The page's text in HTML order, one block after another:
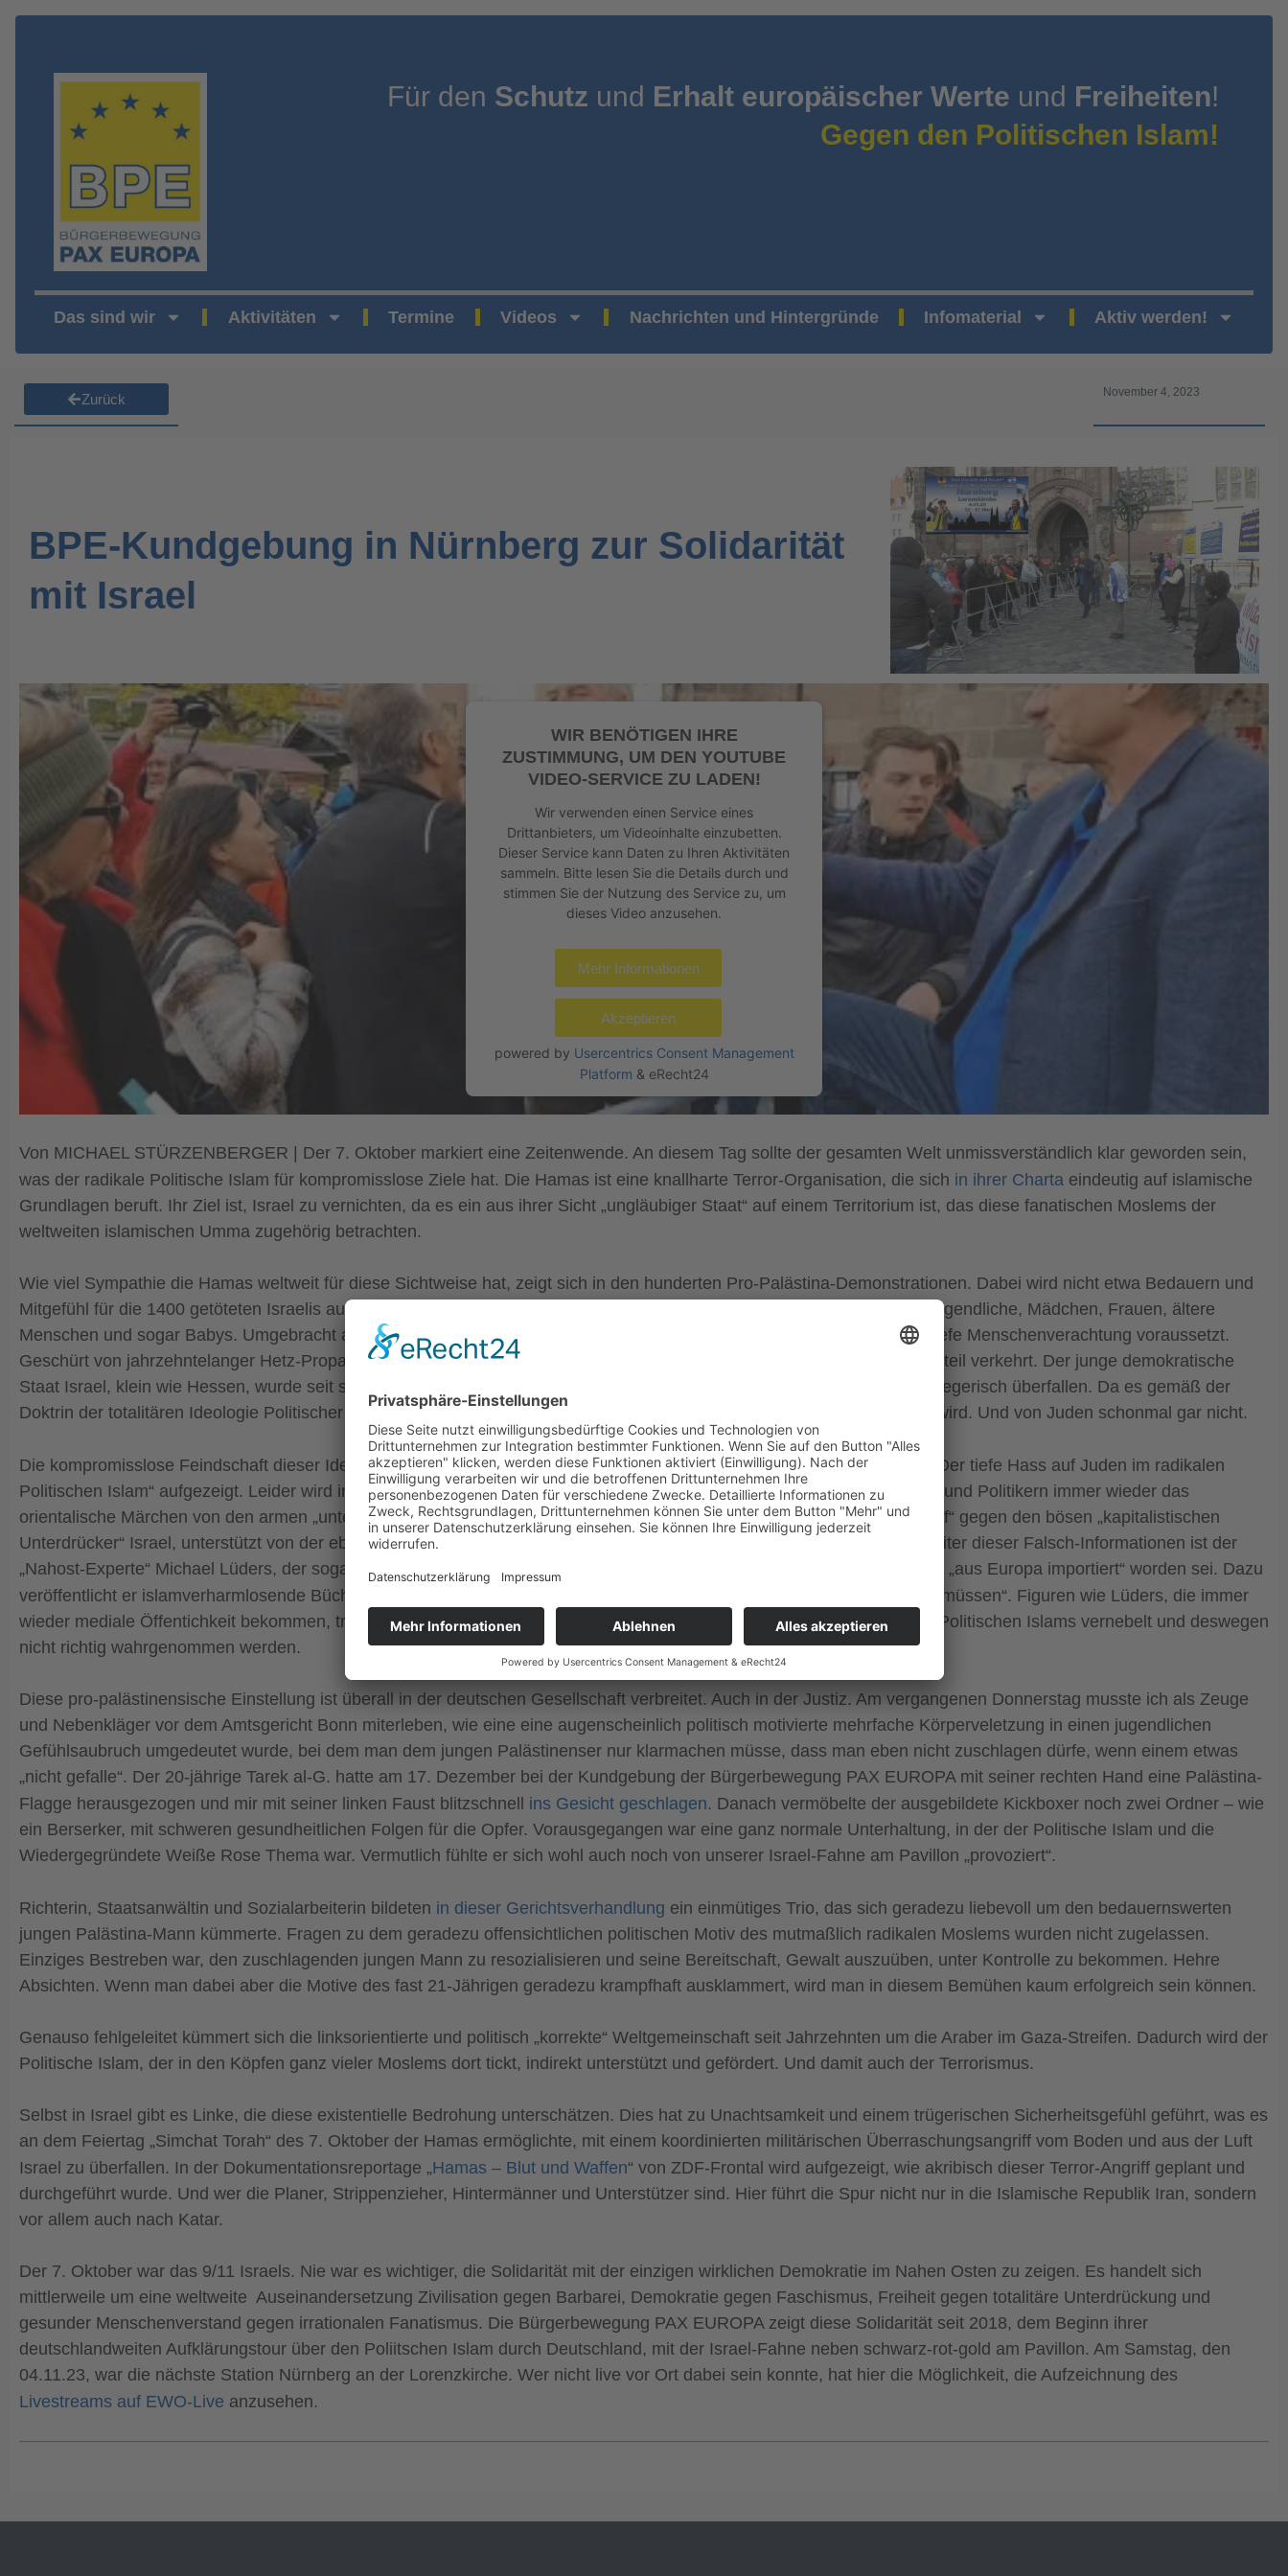
Für den Schutz und Erhalt europäischer Werte und Freiheiten!
Gegen den Politischen Islam!
Das sind wir Aktivitäten Termine Videos Nachrichten und Hintergründe Infomaterial Aktiv werden!
Zurück November 4, 2023
BPE-Kundgebung in Nürnberg zur Solidarität
mit Israel
WIR BENÖTIGEN IHRE
ZUSTIMMUNG, UM DEN YOUTUBE
VIDEO-SERVICE ZU LADEN!
Wir verwenden einen Service eines
Drittanbieters, um Videoinhalte einzubetten.
Dieser Service kann Daten zu Ihren Aktivitäten
sammeln. Bitte lesen Sie die Details durch und
stimmen Sie der Nutzung des Service zu, um
dieses Video anzusehen.
Mehr Informationen
Akzeptieren
powered by Usercentrics Consent Management
Platform & eRecht24
Von MICHAEL STÜRZENBERGER | Der 7. Oktober markiert eine Zeitenwende. An diesem Tag sollte der gesamten Welt unmissverständlich klar geworden sein,
was der radikale Politische Islam für kompromisslose Ziele hat. Die Hamas ist eine knallharte Terror-Organisation, die sich in ihrer Charta eindeutig auf islamische
Grundlagen beruft. Ihr Ziel ist, Israel zu vernichten, da es ein aus ihrer Sicht „ungläubiger Staat“ auf einem Territorium ist, das diese fanatischen Moslems der
weltweiten islamischen Umma zugehörig betrachten.
Wie viel Sympathie die Hamas weltweit für diese Sichtweise hat, zeigt sich in den hunderten Pro-Palästina-Demonstrationen. Dabei wird nicht etwa Bedauern und
Mitgefühl für die 1400 getöteten Israelis ausgedrückt, von denen etwa 1100 völlig unschuldige Zivilisten waren, Kinder, Jugendliche, Mädchen, Frauen, ältere
Menschen und sogar Babys. Umgebracht auf teils bestialische Weise, was einen infernalischen Hass und eine abgrundtiefe Menschenverachtung voraussetzt.
Geschürt von jahrzehntelanger Hetz-Propaganda, kombiniert mit einem Opfer-Mythos, der die Realität ins genaue Gegenteil verkehrt. Der junge demokratische
Staat Israel, klein wie Hessen, wurde seit seiner Gründung von den riesigen arabischen Staaten ringsherum mehrfach kriegerisch überfallen. Da es gemäß der
Doktrin der totalitären Ideologie Politischer Islam dort kein Land geben darf, das von sogenannten „Ungläubigen“ regiert wird. Und von Juden schonmal gar nicht.
Die kompromisslose Feindschaft dieser Ideologie mit dem Judentum habe ich am vergangenen Mittwochin dem Artikel
„Der tiefe Hass auf Juden im radikalen
Politischen Islam“ aufgezeigt. Leider wird in der westlichen Welt, natürlich insbesondere auch bei uns, von linken Medien und Politikern immer wieder das
orientalische Märchen von den armen „unterdrückten“ Palästinensern und ihrem scheinbar berechtigten „Befreiungskampf“ gegen den bösen „kapitalistischen
Unterdrücker“ Israel, unterstützt von der ebenso „kapitalistischen Supermacht“ USA, verbreitet. Einer der übelsten Verbreiter dieser Falsch-Informationen ist der
„Nahost-Experte“ Michael Lüders, der sogar behauptet, dass der Antisemitismus der islamischen Welt im 20. Jahrhundert „aus Europa importiert“ worden sei. Dazu
veröffentlicht er islamverharmlosende Bücher wie „Allahs langer Schatten – warum wir
haben müssen“. Figuren wie Lüders, die immer
wieder mediale Öffentichkeit bekommen, tragen in verantwortungsloser Weise dazu bei, dass die riesigen Gefahren des Politischen Islams vernebelt und deswegen
nicht richtig wahrgenommen werden.
Diese pro-palästinensische Einstellung ist überall in der deutschen Gesellschaft verbreitet. Auch in der Justiz. Am vergangenen Donnerstag musste ich als Zeuge
und Nebenkläger vor dem Amtsgericht Bonn miterleben, wie eine eine augenscheinlich politisch motivierte mehrfache Körperveletzung in einen jugendlichen
Gefühlsaubruch umgedeutet wurde, bei dem man dem jungen Palästinenser nur klarmachen müsse, dass man eben nicht zuschlagen dürfe, wenn einem etwas
„nicht gefalle“. Der 20-jährige Tarek al-G. hatte am 17. Dezember bei der Kundgebung der Bürgerbewegung PAX EUROPA mit seiner rechten Hand eine Palästina-
Flagge herausgezogen und mir mit seiner linken Faust blitzschnell ins Gesicht geschlagen. Danach vermöbelte der ausgebildete Kickboxer noch zwei Ordner – wie
ein Berserker, mit schweren gesundheitlichen Folgen für die Opfer. Vorausgegangen war eine ganz normale Unterhaltung, in der der Politische Islam und die
Wiedergegründete Weiße Rose Thema war. Vermutlich fühlte er sich wohl auch noch von unserer Israel-Fahne am Pavillon „provoziert“.
Richterin, Staatsanwältin und Sozialarbeiterin bildeten in dieser Gerichtsverhandlung ein einmütiges Trio, das sich geradezu liebevoll um den bedauernswerten
jungen Palästina-Mann kümmerte. Fragen zu dem geradezu offensichtlichen politischen Motiv des mutmaßlich radikalen Moslems wurden nicht zugelassen.
Einziges Bestreben war, den zuschlagenden jungen Mann zu resozialisieren und seine Bereitschaft, Gewalt auszuüben, unter Kontrolle zu bekommen. Hehre
Absichten. Wenn man dabei aber die Motive des fast 21-Jährigen geradezu krampfhaft ausklammert, wird man in diesem Bemühen kaum erfolgreich sein können.
Genauso fehlgeleitet kümmert sich die linksorientierte und politisch „korrekte“ Weltgemeinschaft seit Jahrzehnten um die Araber im Gaza-Streifen. Dadurch wird der
Politische Islam, der in den Köpfen ganz vieler Moslems dort tickt, indirekt unterstützt und gefördert. Und damit auch der Terrorismus.
Selbst in Israel gibt es Linke, die diese existentielle Bedrohung unterschätzen. Dies hat zu Unachtsamkeit und einem trügerischen Sicherheitsgefühl geführt, was es
an dem Feiertag „Simchat Torah“ des 7. Oktober der Hamas ermöglichte, mit einem koordinierten militärischen Überraschungsangriff vom Boden und aus der Luft
Israel zu überfallen. In der Dokumentationsreportage „Hamas – Blut und Waffen“ von ZDF-Frontal wird aufgezeigt, wie akribisch dieser Terror-Angriff geplant und
durchgeführt wurde. Und wer die Planer, Strippenzieher, Hintermänner und Unterstützer sind. Hier führt die Spur nicht nur in die Islamische Republik Iran, sondern
vor allem auch nach Katar.
Der 7. Oktober war das 9/11 Israels. Nie war es wichtiger, die Solidarität mit der einzigen wirklichen Demokratie im Nahen Osten zu zeigen. Es handelt sich
mittlerweile um eine weltweite Auseinandersetzung Zivilisation gegen Barbarei, Demokratie gegen Faschismus, Freiheit gegen totalitäre Unterdrückung und
gesunder Menschenverstand gegen irrationalen Fanatismus. Die Bürgerbewegung PAX EUROPA zeigt diese Solidarität seit 2018, dem Beginn ihrer
deutschlandweiten Aufklärungstour über den Poliitschen Islam durch Deutschland, mit der Israel-Fahne neben schwarz-rot-gold am Pavillon. Am Samstag, den
04.11.23, war die nächste Station Nürnberg an der Lorenzkirche. Wer nicht live vor Ort dabei sein konnte, hat hier die Möglichkeit, die Aufzeichnung des
Livestreams auf EWO-Live anzusehen.